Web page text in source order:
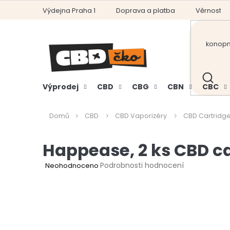
Výdejna Praha 1 Doprava a platba Věrnostní
HLEDAT
Výprodej CBD CBG CBN CBC
Domů CBD CBD Vaporizéry CBD Cartridge
Happease, 2 ks CBD
Průměrné
Neohodnoceno Podrobnosti hodnocení